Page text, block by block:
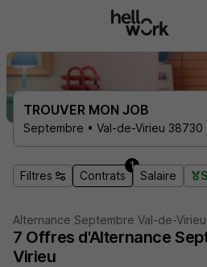
TROUVER MON JOB
Septembre • Val-de-Virieu 38730
Filtres Contrats
1
Salaire
Alternance Septembre Val-de-Virieu
7 Offres d'Alternance
Virieu